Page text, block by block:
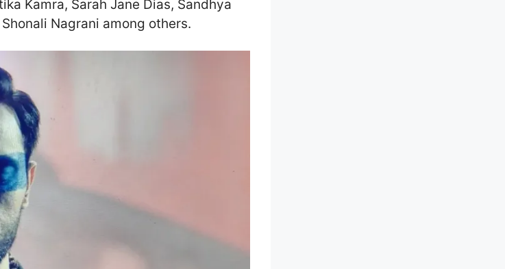
Kamra, Sarah Jane Dias, Sandhya
Nagrani among others.